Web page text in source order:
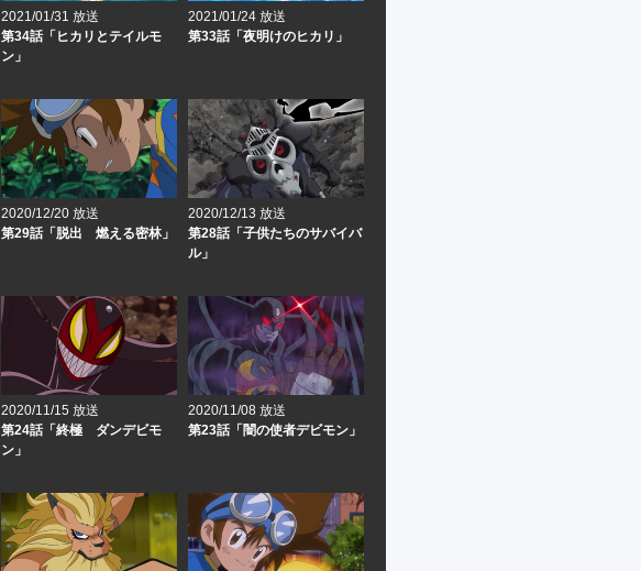
2021/01/31 放送
第34話「ヒカリとテイルモ
ン」
2021/01/24 放送
第33話「夜明けのヒカリ」
2020/12/20 放送
第29話「脱出 燃える密林」
2020/12/13 放送
第28話「子供たちのサバイバ
ル」
2020/11/15 放送
第24話「終極 ダンデビモ
ン」
2020/11/08 放送
第23話「闇の使者デビモン」